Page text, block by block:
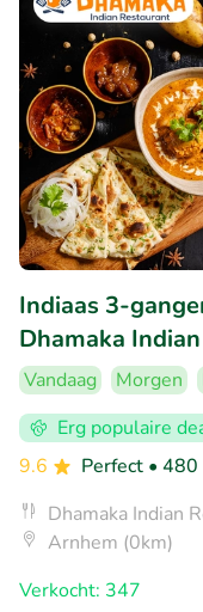
Indiaas 3-
Dhamaka
Vandaag Morgen
Erg populaire
9.6
Perfect •
Dhamaka Indian
Arnhem (0km)
Verkocht: 347